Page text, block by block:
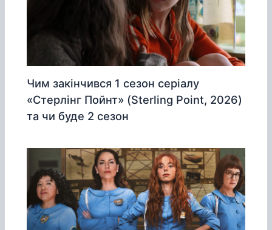
Чим закінчився 1 сезон серіалу
«Стерлінг Пойнт» (Sterling Point, 2026)
та чи буде 2 сезон